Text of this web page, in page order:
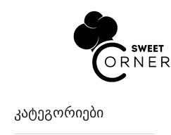
კატეგორიები